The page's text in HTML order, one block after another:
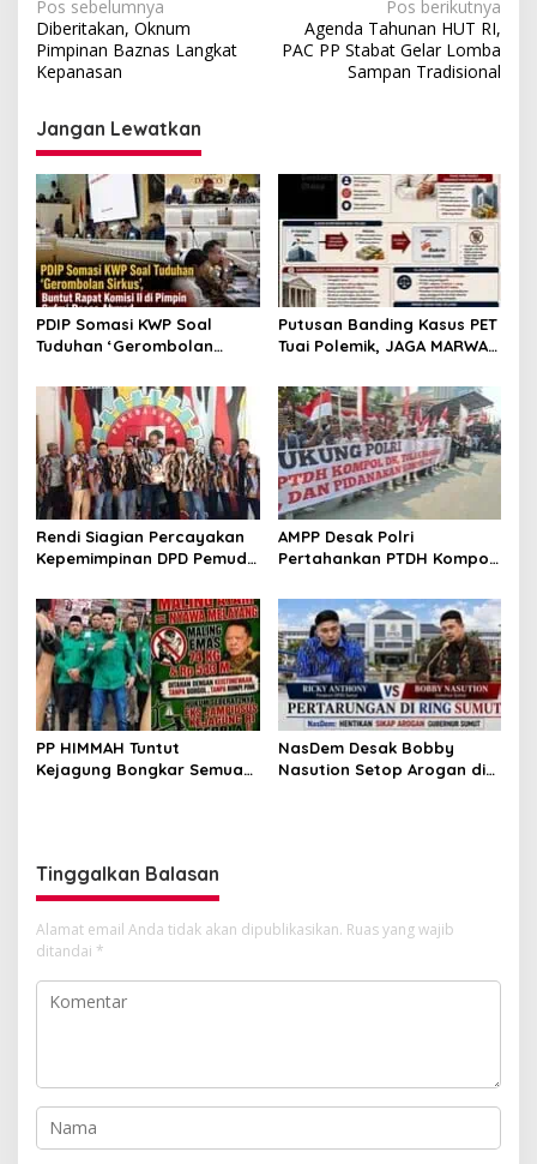
Navigasi
pos
Pos sebelumnya
Diberitakan, Oknum
Pimpinan Baznas Langkat
Kepanasan
Pos berikutnya
Agenda Tahunan HUT RI,
PAC PP Stabat Gelar Lomba
Sampan Tradisional
Jangan Lewatkan
PDIP Somasi KWP Soal
Tuduhan ‘Gerombolan
Komisi II Dipimpin Sufmi
Dasco Ahmad
Putusan Banding Kasus PET
Tuai Polemik, JAGA MARWAH
Bakrie Group
Rendi Siagian Percayakan
Kepemimpinan DPD Pemuda
Medan kepada Josef
Sembiring
AMPP Desak Polri
Pertahankan PTDH Kompol
Banding
PP HIMMAH Tuntut
Kejagung Bongkar Semua
NasDem Desak Bobby
Nasution Setop Arogan di
Tinggalkan Balasan
Alamat email Anda tidak akan dipublikasikan. Ruas yang wajib
ditandai *